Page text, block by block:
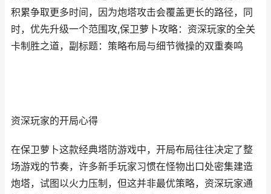
积累争取更多时间，因为炮塔攻击会覆盖更长的路径，同
时，优先升级一个范围攻,保卫萝卜攻略：资深玩家的全关
卡制胜之道，副标题：策略布局与细节微操的双重奏鸣
资深玩家的开局心得
在保卫萝卜这款经典塔防游戏中，开局布局往往决定了整
场游戏的节奏，许多新手玩家习惯在怪物出口处密集建造
炮塔，试图以火力压制，但这并非最优策略，资深玩家通